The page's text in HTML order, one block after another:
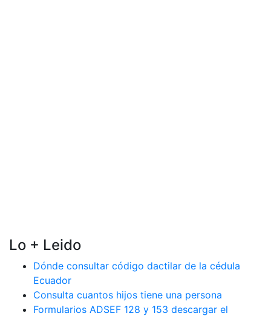
Lo + Leido
Dónde consultar código dactilar de la cédula
Ecuador
Consulta cuantos hijos tiene una persona
Formularios ADSEF 128 y 153 descargar el